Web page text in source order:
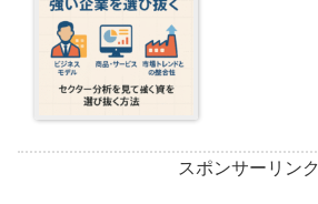
スポンサーリンク